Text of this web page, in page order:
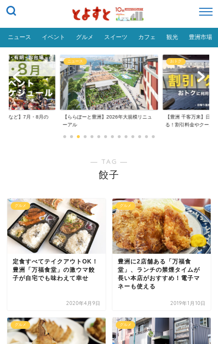
ニュース イベント グルメ スイーツ カフェ 観光 豊洲市場
場など】7月・8月の
ニュース
【ららぽーと豊洲】2026年大規模リニュ
ーアル
おトク
【豊洲 千客万来】日帰
る！割引料金やクーポ...
― TAG ―
餃子
グルメ
定食すべてテイクアウトOK！
豊洲「万福食堂」の激ウマ餃
子が自宅でも味わえて幸せ
2020年4月9日
グルメ
豊洲に2店舗ある「万福食
堂」、ランチの禁煙タイムが
長い本店がおすすめ！電子マ
ネーも使える
2019年1月10日
グルメ グルメ